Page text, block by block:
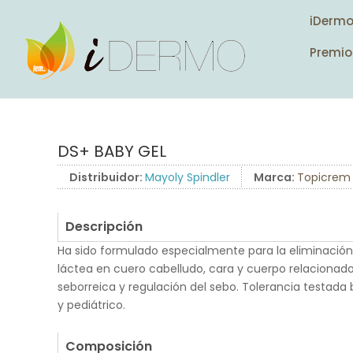
DS+ BABY GEL
Distribuidor: Mayoly Spindler Marca: Topicrem
Descripción
Ha sido formulado especialmente para la
láctea en cuero cabelludo, cara y cuerpo
seborreica y regulación del sebo. Tolerancia
y pediátrico.
Composición